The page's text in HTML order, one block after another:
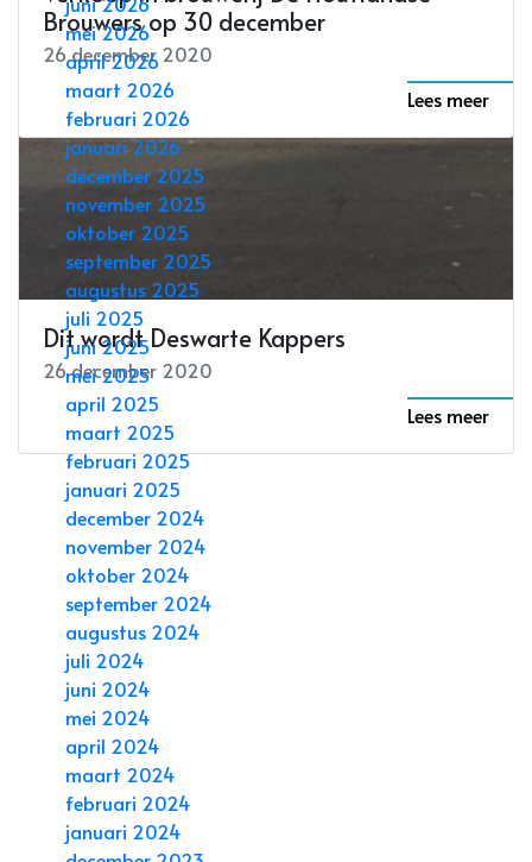
Dit wordt Deswarte Kappers
26 december 2020
Lees meer
Brouwers op 30 december
26 december 2020
Lees meer
mei 2026
april 2026
maart 2026
februari 2026
januari 2026
december 2025
november 2025
oktober 2025
september 2025
augustus 2025
juli 2025
juni 2025
mei 2025
april 2025
maart 2025
februari 2025
januari 2025
december 2024
november 2024
oktober 2024
september 2024
augustus 2024
juli 2024
juni 2024
mei 2024
april 2024
maart 2024
februari 2024
januari 2024